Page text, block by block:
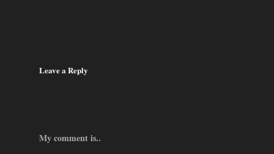
Leave a Reply
My comment is..